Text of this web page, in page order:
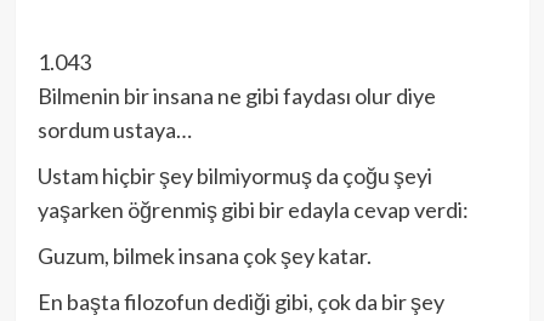
1.043
Bilmenin bir insana ne gibi faydası olur diye
sordum ustaya…
Ustam hiçbir şey bilmiyormuş da çoğu şeyi
yaşarken öğrenmiş gibi bir edayla cevap verdi:
Guzum, bilmek insana çok şey katar.
En başta filozofun dediği gibi, çok da bir şey